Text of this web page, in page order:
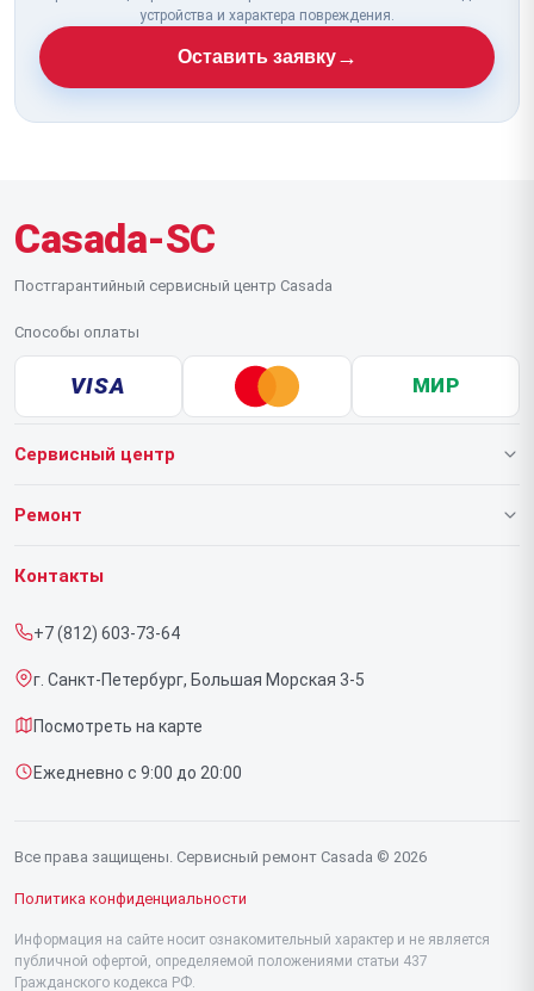
устройства и характера повреждения.
Оставить заявку→
Casada-SC
Постгарантийный сервисный центр Casada
Способы оплаты
VISA МИР
Сервисный центр
О нашем сервисе
Срочный ремонт
Доставка и способы оплаты
Диагностика
Контакты
Ремонт
Массажных кресел
Контакты
+7 (812) 603-73-64
г. Санкт-Петербург, Большая Морская 3-5
Посмотреть на карте
Ежедневно с 9:00 до 20:00
Все права защищены. Сервисный ремонт Casada © 2026
Политика конфиденциальности
Информация на сайте носит ознакомительный характер и не является
публичной офертой, определяемой положениями статьи 437
Гражданского кодекса РФ.